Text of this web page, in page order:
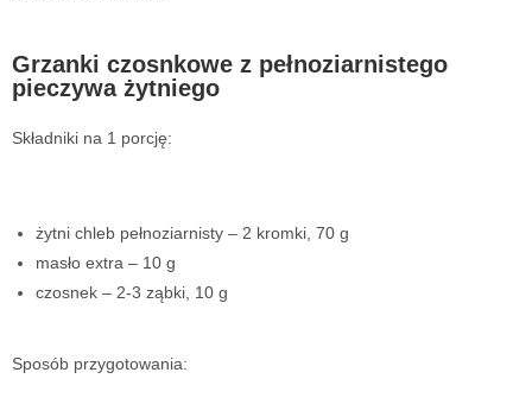
Grzanki czosnkowe z pełnoziarnistego
pieczywa żytniego
Składniki na 1 porcję:
żytni chleb pełnoziarnisty – 2 kromki, 70 g
masło extra – 10 g
czosnek – 2-3 ząbki, 10 g
Sposób przygotowania: